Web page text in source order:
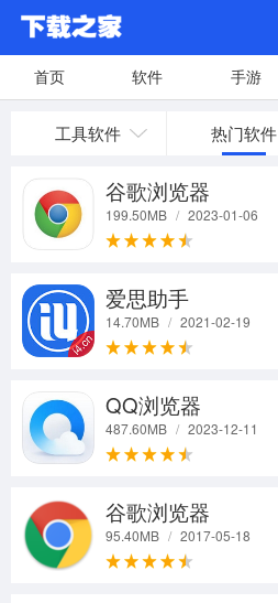
首页 软件 手游
工具软件 热门软件
谷歌浏览器
199.50MB / 2023-01-06
爱思助手
14.70MB / 2021-02-19
QQ浏览器
487.60MB / 2023-12-11
谷歌浏览器
95.40MB / 2017-05-18